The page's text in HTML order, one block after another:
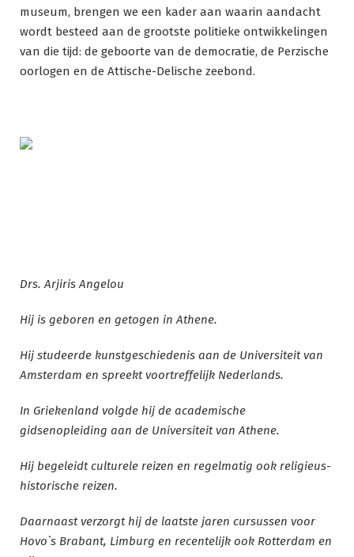
museum, brengen we een kader aan waarin aandacht
wordt besteed aan de grootste politieke ontwikkelingen
van die tijd: de geboorte van de democratie, de Perzische
oorlogen en de Attische-Delische zeebond.
Drs. Arjiris Angelou
Hij is geboren en getogen in Athene.
Hij studeerde kunstgeschiedenis aan de Universiteit van
Amsterdam en spreekt voortreffelijk Nederlands.
In Griekenland volgde hij de academische
gidsenopleiding aan de Universiteit van Athene.
Hij begeleidt culturele reizen en regelmatig ook religieus-
historische reizen.
Daarnaast verzorgt hij de laatste jaren cursussen voor
Hovo`s Brabant, Limburg en recentelijk ook Rotterdam en